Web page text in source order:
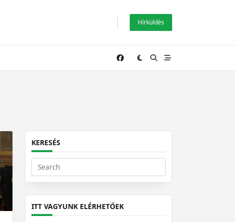
Hírküldés
KERESÉS
Search
for:
ITT VAGYUNK ELÉRHETŐEK